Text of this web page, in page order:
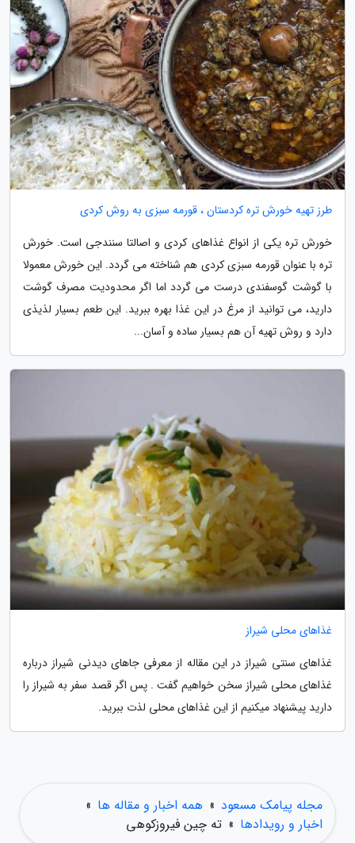
طرز تهیه خورش تره کردستان ، قورمه سبزی به روش کردی
خورش تره یکی از انواع غذاهای کردی و اصالتا سنندجی است. خورش
تره با عنوان قورمه سبزی کردی هم شناخته می گردد. این خورش معمولا
با گوشت گوسفندی درست می گردد اما اگر محدودیت مصرف گوشت
دارید، می توانید از مرغ در این غذا بهره ببرید. این طعم بسیار لذیذی
دارد و روش تهیه آن هم بسیار ساده و آسان...
غذاهای محلی شیراز
غذاهای سنتی شیراز در این مقاله از معرفی جاهای دیدنی شیراز درباره
غذاهای محلی شیراز سخن خواهیم گفت . پس اگر قصد سفر به شیراز را
دارید پیشنهاد میکنیم از این غذاهای محلی لذت ببرید.
مجله پیامک مسعود » همه اخبار و مقاله ها »
اخبار و رویدادها » ته چین فیروزکوهی